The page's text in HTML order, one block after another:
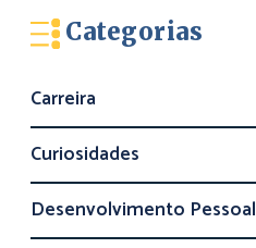
Categorias
Carreira
Curiosidades
Desenvolvimento Pessoal